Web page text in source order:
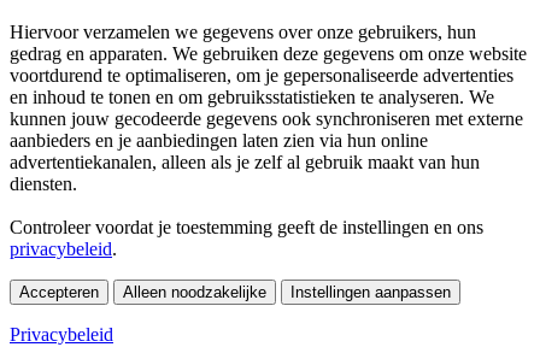
Hiervoor verzamelen we gegevens over onze gebruikers, hun
gedrag en apparaten. We gebruiken deze gegevens om onze website
voortdurend te optimaliseren, om je gepersonaliseerde advertenties
en inhoud te tonen en om gebruiksstatistieken te analyseren. We
kunnen jouw gecodeerde gegevens ook synchroniseren met externe
aanbieders en je aanbiedingen laten zien via hun online
advertentiekanalen, alleen als je zelf al gebruik maakt van hun
diensten.
Controleer voordat je toestemming geeft de instellingen en ons
privacybeleid.
Accepteren Alleen noodzakelijke Instellingen aanpassen
Privacybeleid